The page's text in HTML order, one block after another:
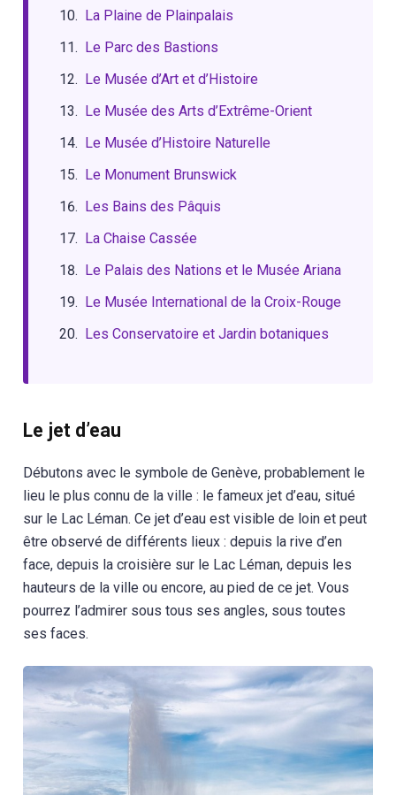
La Plaine de Plainpalais
Le Parc des Bastions
Le Musée d’Art et d’Histoire
Le Musée des Arts d’Extrême-Orient
Le Musée d’Histoire Naturelle
Le Monument Brunswick
Les Bains des Pâquis
La Chaise Cassée
Le Palais des Nations et le Musée Ariana
Le Musée International de la Croix-Rouge
Les Conservatoire et Jardin botaniques
Le jet d’eau
Débutons avec le symbole de Genève, probablement le
lieu le plus connu de la ville : le fameux jet d’eau, situé
sur le Lac Léman. Ce jet d’eau est visible de loin et peut
être observé de différents lieux : depuis la rive d’en
face, depuis la croisière sur le Lac Léman, depuis les
hauteurs de la ville ou encore, au pied de ce jet. Vous
pourrez l’admirer sous tous ses angles, sous toutes
ses faces.